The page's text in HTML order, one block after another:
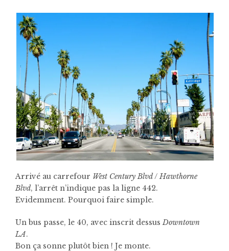
Arrivé au carrefour West Century Blvd/Hawthorne
Blvd, l’arrêt n’indique pas la ligne 442.
Evidemment. Pourquoi faire simple.
Un bus passe, le 40, avec inscrit dessusDowntown
LA.
Bon ça sonne plutôt bien ! Je monte.